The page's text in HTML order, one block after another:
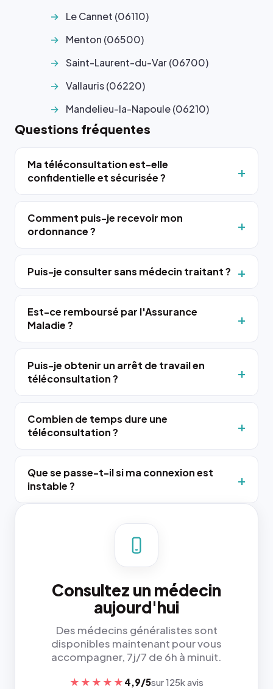
Le Cannet (06110)
Menton (06500)
Saint-Laurent-du-Var (06700)
Vallauris (06220)
Mandelieu-la-Napoule (06210)
Questions fréquentes
Ma téléconsultation est-elle
confidentielle et sécurisée ?
Comment puis-je recevoir mon
ordonnance ?
Puis-je consulter sans médecin traitant ?
Est-ce remboursé par l'Assurance
Maladie ?
Puis-je obtenir un arrêt de travail en
téléconsultation ?
Combien de temps dure une
téléconsultation ?
Que se passe-t-il si ma connexion est
instable ?
Consultez un médecin
aujourd'hui
Des médecins généralistes sont
disponibles maintenant pour vous
accompagner, 7j/7 de 6h à minuit.
★★★★★ 4,9/5sur 125k avis